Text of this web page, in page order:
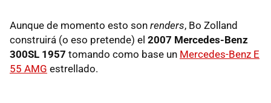
Aunque de momento esto son renders, Bo Zolland
construirá (o eso pretende) el 2007 Mercedes-Benz
300SL 1957 tomando como base un Mercedes-Benz E
55 AMG estrellado.